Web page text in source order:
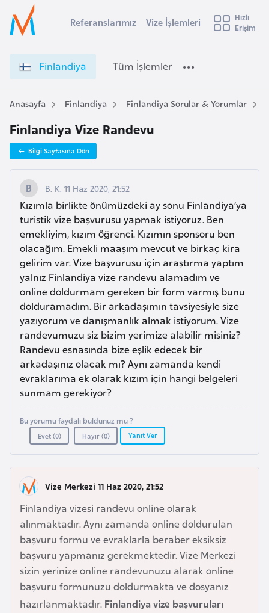
Ülke Seçimi
Başvuru yapmak istediğiniz ülkeyi seçin
Üye
Girişi
i
l
a
n
i
y
a
V
i
z
e
İ
ş
l
e
m
l
e
r
i
e
Referanslarımız Vize İşlemleri
Hızlı
Erişim
Finlandiya Tüm İşlemler
Anasayfa Finlandiya Finlandiya Sorular & Yorumlar
Finlandiya Vize Randevu
Bilgi Sayfasına Dön
B. K. 11 Haz 2020, 21:52
Kızımla birlikte önümüzdeki ay sonu Finlandiya’ya
turistik vize başvurusu yapmak istiyoruz. Ben
emekliyim, kızım öğrenci. Kızımın sponsoru ben
olacağım. Emekli maaşım mevcut ve birkaç kira
gelirim var. Vize başvurusu için araştırma yaptım
yalnız Finlandiya vize randevu alamadım ve
online doldurmam gereken bir form varmış bunu
dolduramadım. Bir arkadaşımın tavsiyesiyle size
yazıyorum ve danışmanlık almak istiyorum. Vize
randevumuzu siz bizim yerimize alabilir misiniz?
Randevu esnasında bize eşlik edecek bir
arkadaşınız olacak mı? Aynı zamanda kendi
evraklarıma ek olarak kızım için hangi belgeleri
sunmam gerekiyor?
Bu yorumu faydalı buldunuz mu ?
Evet (0) Hayır (0) Yanıt Ver
Vize Merkezi 11 Haz 2020, 21:52
Finlandiya vizesi randevu online olarak
alınmaktadır. Aynı zamanda online doldurulan
başvuru formu ve evraklarla beraber eksiksiz
başvuru yapmanız gerekmektedir. Vize Merkezi
sizin yerinize online randevunuzu alarak online
başvuru formunuzu doldurmakta ve dosyanız
hazırlanmaktadır. Finlandiya vize başvuruları
s
t
r
a
A
u
s
t
u
r
y
a
A
z
e
r
b
a
y
c
n
B
a
r
e
n